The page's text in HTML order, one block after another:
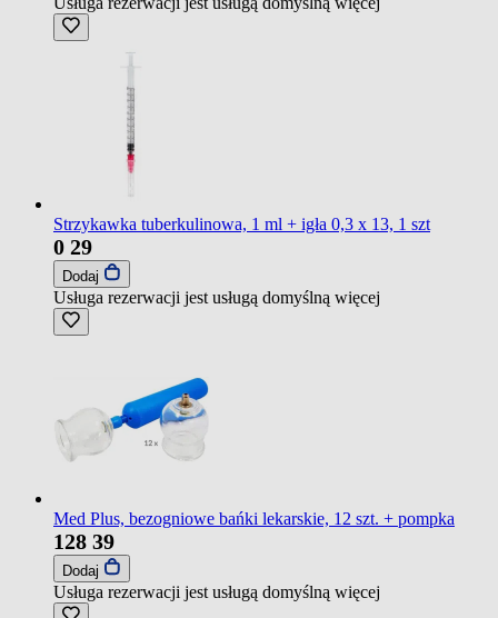
Strzykawka tuberkulinowa, 1 ml + igła 0,3 x 13, 1 szt
0 29
Dodaj
Usługa rezerwacji jest usługą domyślną więcej
Med Plus, bezogniowe bańki lekarskie, 12 szt. + pompka
128 39
Dodaj
Usługa rezerwacji jest usługą domyślną więcej